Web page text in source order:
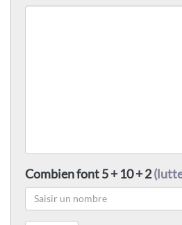
Combien font 5 + 10 + 2